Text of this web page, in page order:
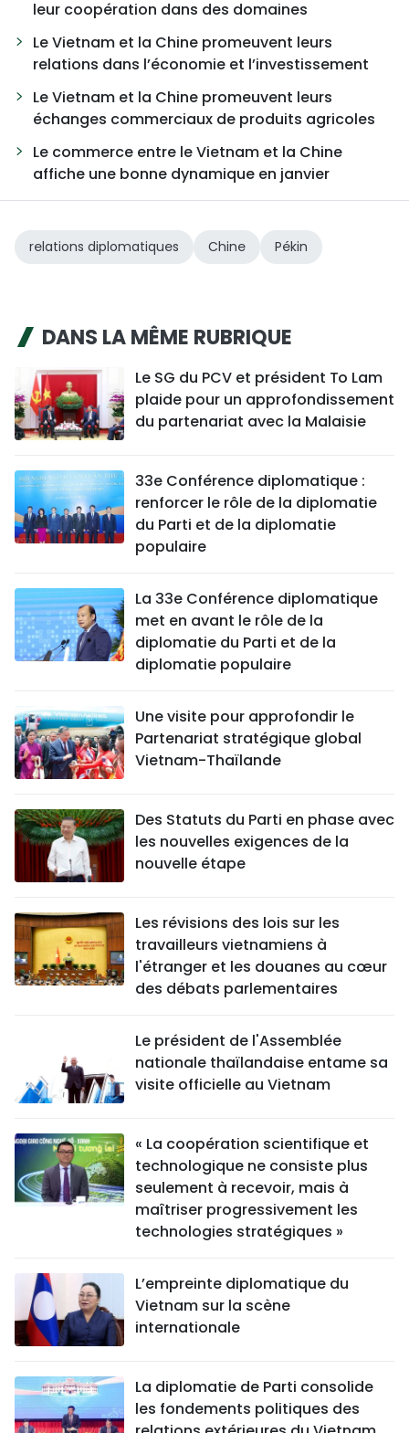
leur coopération dans des domaines
Le Vietnam et la Chine promeuvent leurs
relations dans l’économie et l’investissement
Le Vietnam et la Chine promeuvent leurs
échanges commerciaux de produits agricoles
Le commerce entre le Vietnam et la Chine
affiche une bonne dynamique en janvier
relations diplomatiques Chine Pékin
DANS LA MÊME RUBRIQUE
Le SG du PCV et président To Lam
plaide pour un approfondissement
du partenariat avec la Malaisie
33e Conférence diplomatique :
renforcer le rôle de la diplomatie
du Parti et de la diplomatie
populaire
La 33e Conférence diplomatique
met en avant le rôle de la
diplomatie du Parti et de la
diplomatie populaire
Une visite pour approfondir le
Partenariat stratégique global
Vietnam-Thaïlande
Des Statuts du Parti en phase avec
les nouvelles exigences de la
nouvelle étape
Les révisions des lois sur les
travailleurs vietnamiens à
l'étranger et les douanes au cœur
des débats parlementaires
Le président de l'Assemblée
nationale thaïlandaise entame sa
visite officielle au Vietnam
« La coopération scientifique et
technologique ne consiste plus
seulement à recevoir, mais à
maîtriser progressivement les
technologies stratégiques »
L’empreinte diplomatique du
Vietnam sur la scène
internationale
La diplomatie de Parti consolide
les fondements politiques des